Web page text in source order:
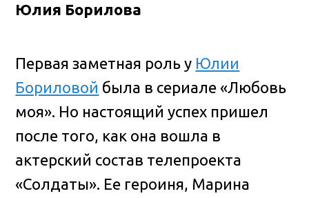
Юлия Борилова
Первая заметная роль у Юлии
Бориловой была в сериале «Любовь
моя». Но настоящий успех пришел
после того, как она вошла в
актерский состав телепроекта
«Солдаты». Ее героиня, Марина